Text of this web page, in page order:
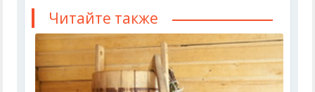
Читайте также